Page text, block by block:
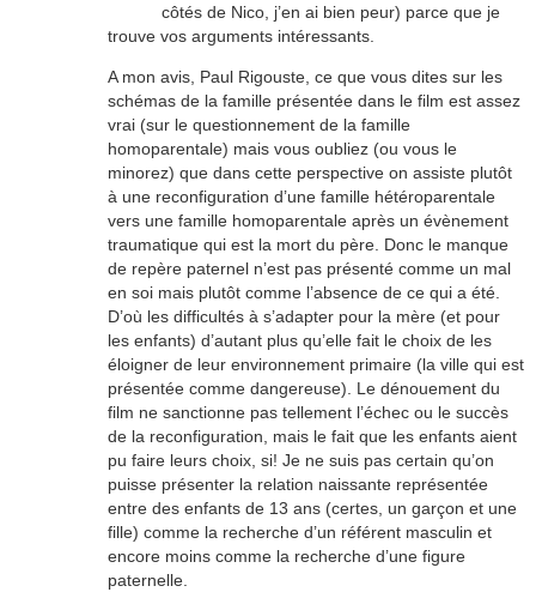
côtés de Nico, j’en ai bien peur) parce que je
trouve vos arguments intéressants.
A mon avis, Paul Rigouste, ce que vous dites sur les
schémas de la famille présentée dans le film est assez
vrai (sur le questionnement de la famille
homoparentale) mais vous oubliez (ou vous le
minorez) que dans cette perspective on assiste plutôt
à une reconfiguration d’une famille hétéroparentale
vers une famille homoparentale après un évènement
traumatique qui est la mort du père. Donc le manque
de repère paternel n’est pas présenté comme un mal
en soi mais plutôt comme l’absence de ce qui a été.
D’où les difficultés à s’adapter pour la mère (et pour
les enfants) d’autant plus qu’elle fait le choix de les
éloigner de leur environnement primaire (la ville qui est
présentée comme dangereuse). Le dénouement du
film ne sanctionne pas tellement l’échec ou le succès
de la reconfiguration, mais le fait que les enfants aient
pu faire leurs choix, si! Je ne suis pas certain qu’on
puisse présenter la relation naissante représentée
entre des enfants de 13 ans (certes, un garçon et une
fille) comme la recherche d’un référent masculin et
encore moins comme la recherche d’une figure
paternelle.